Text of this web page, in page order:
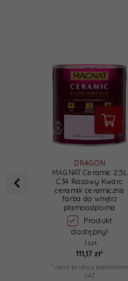
DRAGON
MAGNAT Ceramic 2,5L
C34 Różowy Kwarc
ceramik ceramiczna
farba do wnętrz
plamoodporna
Produkt
dostępny!
1 szt.
111,17 zł*
* cena brutto z podatkiem
VAT